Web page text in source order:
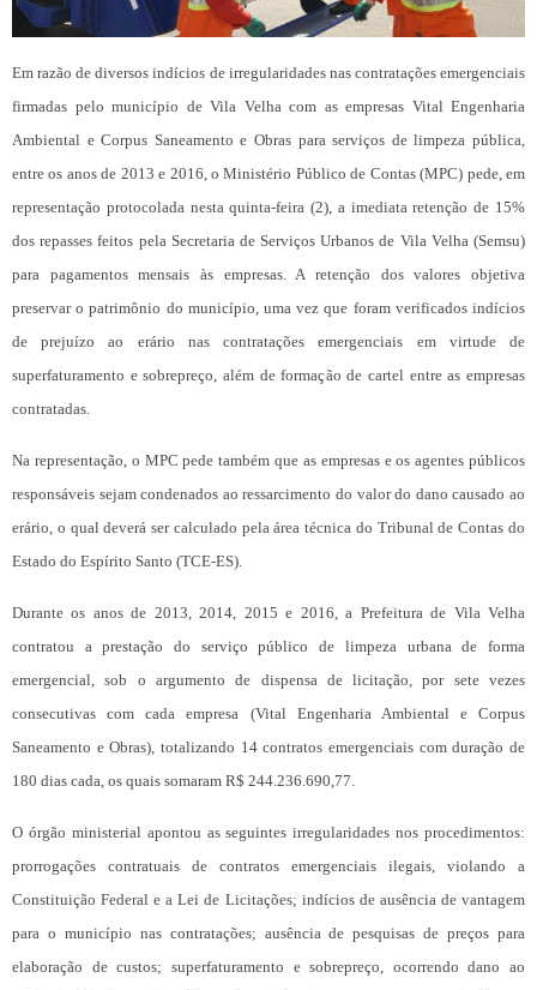
Em razão de diversos indícios de irregularidades nas contratações emergenciais
firmadas pelo município de Vila Velha com as empresas Vital Engenharia
Ambiental e Corpus Saneamento e Obras para serviços de limpeza pública,
entre os anos de 2013 e 2016, o Ministério Público de Contas (MPC) pede, em
representação protocolada nesta quinta-feira (2), a imediata retenção de 15%
dos repasses feitos pela Secretaria de Serviços Urbanos de Vila Velha (Semsu)
para pagamentos mensais às empresas. A retenção dos valores objetiva
preservar o patrimônio do município, uma vez que foram verificados indícios
de prejuízo ao erário nas contratações emergenciais em virtude de
superfaturamento e sobrepreço, além de formação de cartel entre as empresas
contratadas.
Na representação, o MPC pede também que as empresas e os agentes públicos
responsáveis sejam condenados ao ressarcimento do valor do dano causado ao
erário, o qual deverá ser calculado pela área técnica do Tribunal de Contas do
Estado do Espírito Santo (TCE-ES).
Durante os anos de 2013, 2014, 2015 e 2016, a Prefeitura de Vila Velha
contratou a prestação do serviço público de limpeza urbana de forma
emergencial, sob o argumento de dispensa de licitação, por sete vezes
consecutivas com cada empresa (Vital Engenharia Ambiental e Corpus
Saneamento e Obras), totalizando 14 contratos emergenciais com duração de
180 dias cada, os quais somaram R$ 244.236.690,77.
O órgão ministerial apontou as seguintes irregularidades nos procedimentos:
prorrogações contratuais de contratos emergenciais ilegais, violando a
Constituição Federal e a Lei de Licitações; indícios de ausência de vantagem
para o município nas contratações; ausência de pesquisas de preços para
elaboração de custos; superfaturamento e sobrepreço, ocorrendo dano ao